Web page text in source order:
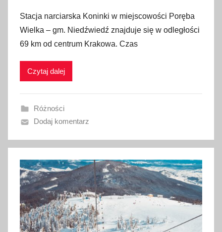
u
b
l
i
a
n
4
s
t
y
c
z
n
Stacja narciarska Koninki w miejscowości Poręba
Wielka – gm. Niedźwiedź znajduje się w odległości
69 km od centrum Krakowa. Czas
Czytaj dalej
Różności
Dodaj komentarz